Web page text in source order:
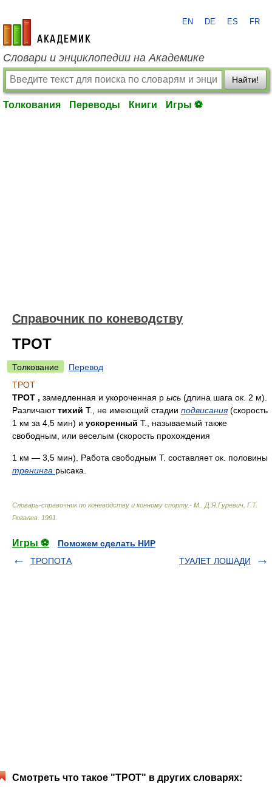
academic.ru
EN DE ES FR
Словари и энциклопедии на Академике
Найти!
Толкования Переводы Книги Игры ⚽
Справочник по коневодству
ТРОТ
Толкование
Перевод
ТРОТ
ТРОТ , замедленная и укороченная р ысь (длина шага ок. 2 м).
Различаюттихий Т., не имеющий стадии подвисания(скорость
1 км за 4,5 мин) и ускоренный Т., называемый также
свободным, или веселым (скорость прохождения
1 км — 3,5 мин). Работа свободным Т. составляет ок. половины
тренинга рысака.
Словарь-справочник по коневодству и конному спорту.- М.
Д.Я.Гуревич, Г.Т.
Рогалев 1991
Игры ⚽
Поможем сделать НИР
ТРОПОТА
ТУАЛЕТ ЛОШАДИ
Смотреть что такое "ТРОТ" в других словарях: